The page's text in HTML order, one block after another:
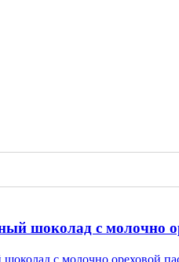
шоколад с молочно